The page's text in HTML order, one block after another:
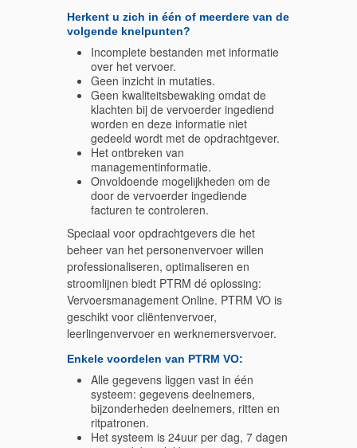
Herkent u zich in één of meerdere van de
volgende knelpunten?
Incomplete bestanden met informatie
over het vervoer.
Geen inzicht in mutaties.
Geen kwaliteitsbewaking omdat de
klachten bij de vervoerder ingediend
worden en deze informatie niet
gedeeld wordt met de opdrachtgever.
Het ontbreken van
managementinformatie.
Onvoldoende mogelijkheden om de
door de vervoerder ingediende
facturen te controleren.
Speciaal voor opdrachtgevers die het
beheer van het personenvervoer willen
professionaliseren, optimaliseren en
stroomlijnen biedt PTRM dé oplossing:
Vervoersmanagement Online. PTRM VO is
geschikt voor cliëntenvervoer,
leerlingenvervoer en werknemersvervoer.
Enkele voordelen van PTRM VO:
Alle gegevens liggen vast in één
systeem: gegevens deelnemers,
bijzonderheden deelnemers, ritten en
ritpatronen.
Het systeem is 24uur per dag, 7 dagen